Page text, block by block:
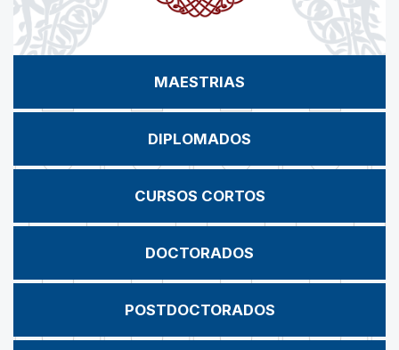
MAESTRIAS
DIPLOMADOS
CURSOS CORTOS
DOCTORADOS
POSTDOCTORADOS